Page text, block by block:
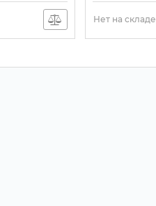
Нет на складе